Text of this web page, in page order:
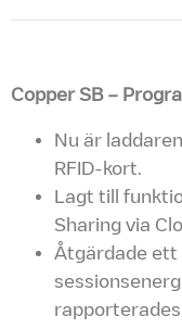
Copper SB –
Nu är
RFID-kort.
Lagt till
Sharing via
Åtgärdade ett
rapporterades